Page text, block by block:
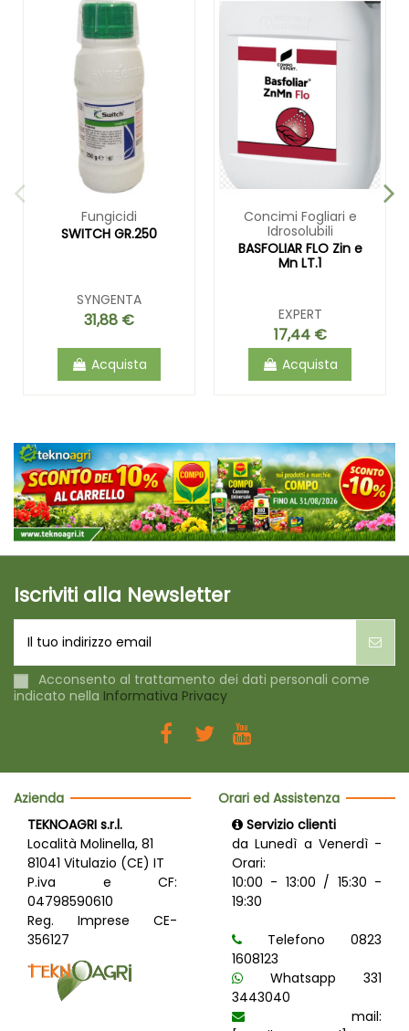
Fungicidi
SWITCH GR.250
SYNGENTA
31,88 €
Acquista
Concimi Fogliari e
Idrosolubili
BASFOLIAR FLO Zin e
Mn LT.1
EXPERT
17,44 €
Acquista
Iscriviti alla Newsletter
Acconsento al trattamento dei dati personali come
indicato nella Informativa Privacy
Azienda
TEKNOAGRI s.r.l.
Località Molinella, 81
81041 Vitulazio (CE) IT
P.iva e CF:
04798590610
Reg. Imprese CE-
356127
Orari ed Assistenza
Servizio clienti
da Lunedì a Venerdì -
Orari:
10:00 - 13:00 / 15:30 -
19:30
Telefono 0823
1608123
Whatsapp 331
3443040
mail: